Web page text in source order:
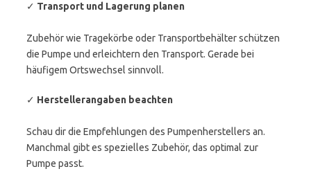
✓ Transport und Lagerung planen
Zubehör wie Tragekörbe oder Transportbehälter schützen
die Pumpe und erleichtern den Transport. Gerade bei
häufigem Ortswechsel sinnvoll.
✓ Herstellerangaben beachten
Schau dir die Empfehlungen des Pumpenherstellers an.
Manchmal gibt es spezielles Zubehör, das optimal zur
Pumpe passt.